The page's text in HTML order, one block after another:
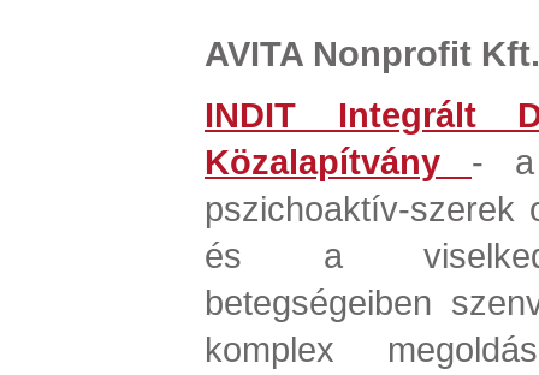
AVITA Nonprofit Kft.
INDIT Integrált
Közalapítvány
- a
pszichoaktív-szerek
és a
betegségeiben
komplex